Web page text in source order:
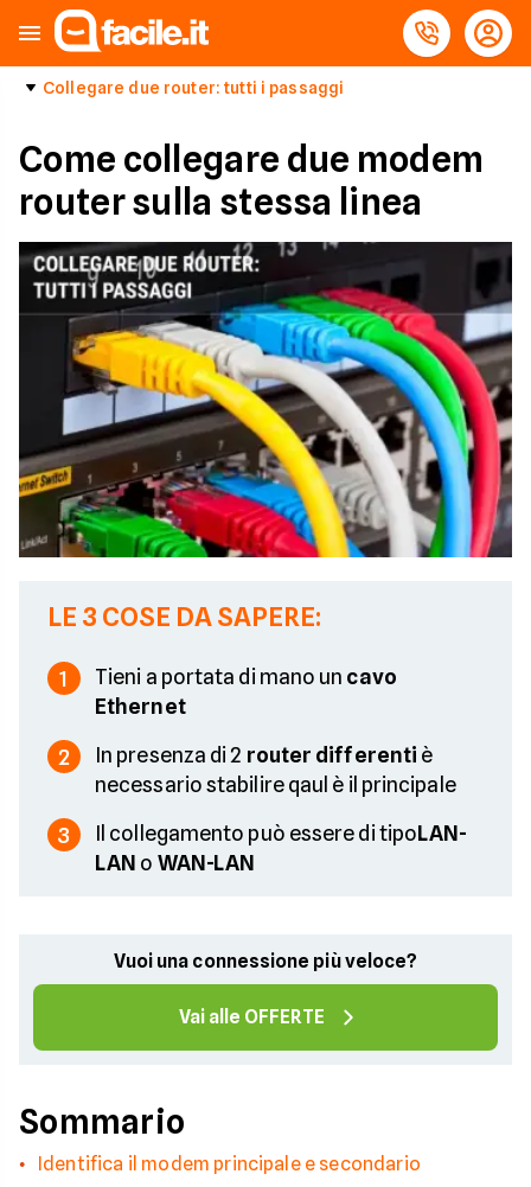
Collegare due router: tutti i passaggi
Come collegare due modem
router sulla stessa linea
LE 3 COSE DA SAPERE:
1 Tieni a portata di mano un cavo
Ethernet
2 In presenza di 2 router differenti è
necessario stabilire qaul è il principale
3 Il collegamento può essere di tipoLAN-
LAN o WAN-LAN
Vuoi una connessione più veloce?
Vai alle OFFERTE
Sommario
Identifica il modem principale e secondario